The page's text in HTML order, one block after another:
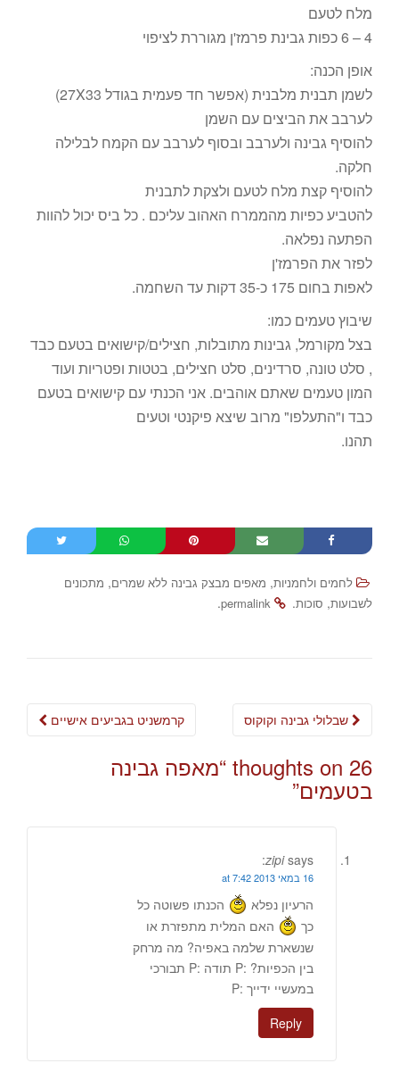
מלח לטעם
4 – 6 כפות גבינת פרמז'ן מגוררת לציפוי
אופן הכנה:
לשמן תבנית מלבנית (אפשר חד פעמית בגודל 27X33)
לערבב את הביצים עם השמן
להוסיף גבינה ולערבב ובסוף לערבב עם הקמח לבלילה
חלקה.
להוסיף קצת מלח לטעם ולצקת לתבנית
להטביע כפיות מהממרח האהוב עליכם . כל ביס יכול להוות
הפתעה נפלאה.
לפזר את הפרמז'ן
לאפות בחום 175 כ-35 דקות עד השחמה.
שיבוץ טעמים כמו:
בצל מקורמל, גבינות מתובלות, חצילים/קישואים בטעם כבד
, סלט טונה, סרדינים, סלט חצילים, בטטות ופטריות ועוד
המון טעמים שאתם אוהבים. אני הכנתי עם קישואים בטעם
כבד ו"התעלפו" מרוב שיצא פיקנטי וטעים
תהנו.
לחמים ולחמניות, מאפים מבצק גבינה ללא שמרים, מתכונים
לשבועות, סוכות.
permalink
.
Post
קרמשניט בגביעים אישיים
26 thoughts on “ מאפה גבינה
בטעמים”
zipi says:
16 במאי 2013 at 7:42
הרעיון נפלא
הכנתו פשוטה כל
כך
האם המלית מתפזרת או
שנשארת שלמה באפיה? מה מרחק
בין הכפיות? :P תודה :P תבורכי
במעשיי ידייך :P
Reply